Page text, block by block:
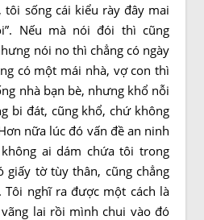
tôi sống cái kiểu rày đây mai
Nếu mà nói đói thì cũng
nói no thì chẳng có ngày
có một mái nhà, vợ con thì
nhà bạn bè, nhưng khổ nỗi
bi đát, cũng khổ, chứ không
nữa lúc đó vấn đề an ninh
ai dám chứa tôi trong
giấy tờ tùy thân, cũng chẳng
nghĩ ra được một cách là
lai rồi mình chui vào đó